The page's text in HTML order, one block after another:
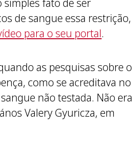
de sangue essa restrição,
para o seu portal.
as pesquisas sobre o
como se acreditava no
não testada. Não era
Valery Gyuricza, em